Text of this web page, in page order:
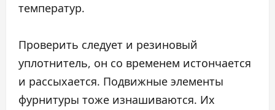
температур.
Проверить следует и резиновый
уплотнитель, он со временем истончается
и рассыхается. Подвижные элементы
фурнитуры тоже изнашиваются. Их